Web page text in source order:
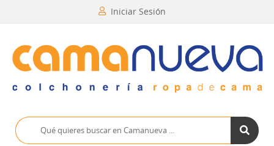
Iniciar Sesión